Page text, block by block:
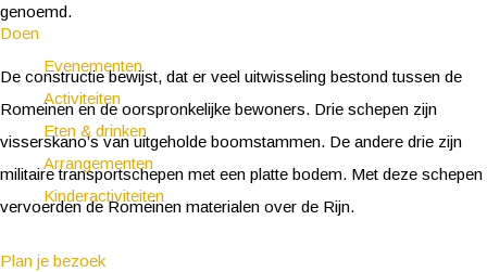
Doen
Evenementen
Activiteiten
Eten & drinken
Arrangementen
Kinderactiviteiten
Plan je bezoek
genoemd.
De constructie bewijst, dat er veel uitwisseling bestond tussen de
Romeinen en de oorspronkelijke bewoners. Drie schepen zijn
visserskano’s van uitgeholde boomstammen. De andere drie zijn
militaire transportschepen met een platte bodem. Met deze schepen
vervoerden de Romeinen materialen over de Rijn.